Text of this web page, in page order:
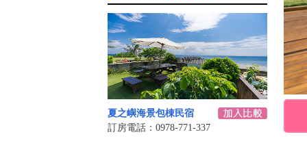
夏之嶼海景包棟民宿
訂房電話：0978-771-337